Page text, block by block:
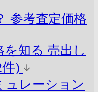
参考査定価格
を知る 売出し
)
ュレーション